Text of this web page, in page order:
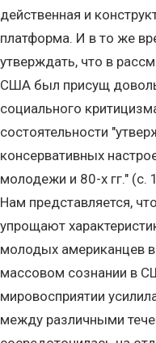
действенная и
платформа. И в то же
утверждать, что в
США был присущ
социального
состоятельности
консервативных
молодежи и 80-х гг." (с.
Нам представляется,
упрощают
молодых американцев
массовом сознании в
мировосприятии
между различными